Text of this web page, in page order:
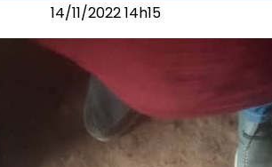
14/11/2022 14h15